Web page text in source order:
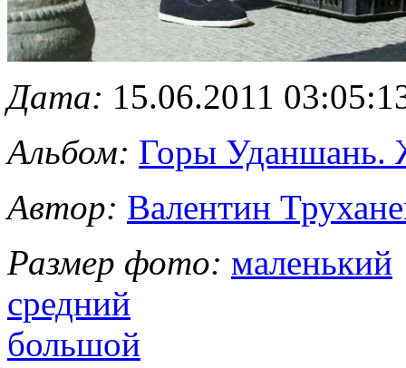
Дата: 15.06.2011
Альбом: Горы Уданшань.
Автор: Валентин
Размер фото: маленький
средний
большой